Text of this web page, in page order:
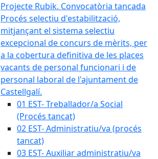
Projecte Rubik. Convocatòria tancada
Procés selectiu d'estabilització,
mitjançant el sistema selectiu
excepcional de concurs de mèrits, per
a la cobertura definitiva de les places
vacants de personal funcionari i de
personal laboral de l'ajuntament de
Castellgalí.
01 EST- Treballador/a Social
(Procés tancat)
02 EST- Administratiu/va (procés
tancat)
03 EST- Auxiliar administratiu/va